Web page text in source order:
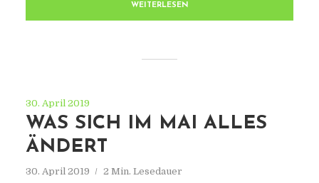
WEITERLESEN
30. April 2019
WAS SICH IM MAI ALLES
ÄNDERT
30. April 2019 2 Min. Lesedauer